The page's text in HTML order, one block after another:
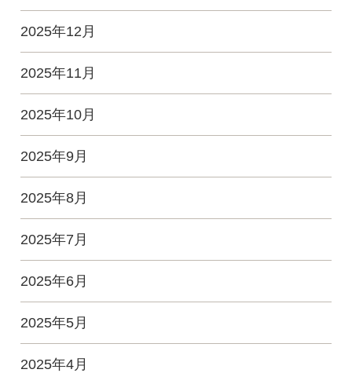
2025年12月
2025年11月
2025年10月
2025年9月
2025年8月
2025年7月
2025年6月
2025年5月
2025年4月